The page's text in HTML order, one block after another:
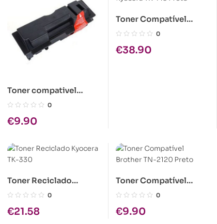
Toner compativel
Kyocera TK-18 Preto
0
€9.90
Toner Compatível
Kyocera TK-715 Preto
0
€38.90
Toner Reciclado
Kyocera TK-330
0
€21.58
Toner Compatível
Brother TN-2120 Preto
0
€9.90